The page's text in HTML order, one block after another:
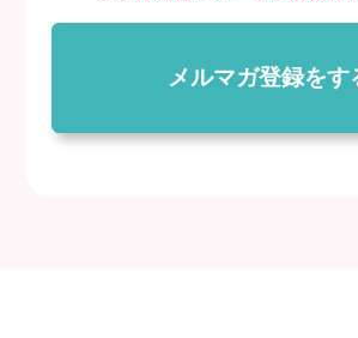
メルマガ登録をす